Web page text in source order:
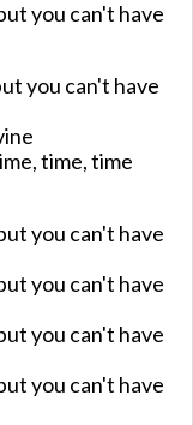
you can't have
you can't have
time, time
you can't have
you can't have
you can't have
you can't have